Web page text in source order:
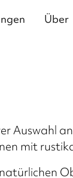
Über
Auswahl
mit